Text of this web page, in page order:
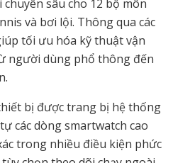
sâu cho 12 bộ môn
và bơi lội. Thông qua các
tối ưu hóa kỹ thuật vận
người dùng phổ thông đến
bị được trang bị hệ thống
các dòng smartwatch cao
trong nhiều điều kiện phức